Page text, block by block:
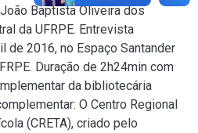
Baptista Oliveira dos
da UFRPE. Entrevista
de 2016, no Espaço Santander
Duração de 2h24min com
da bibliotecária
O Centro Regional
(CRETA), criado pelo